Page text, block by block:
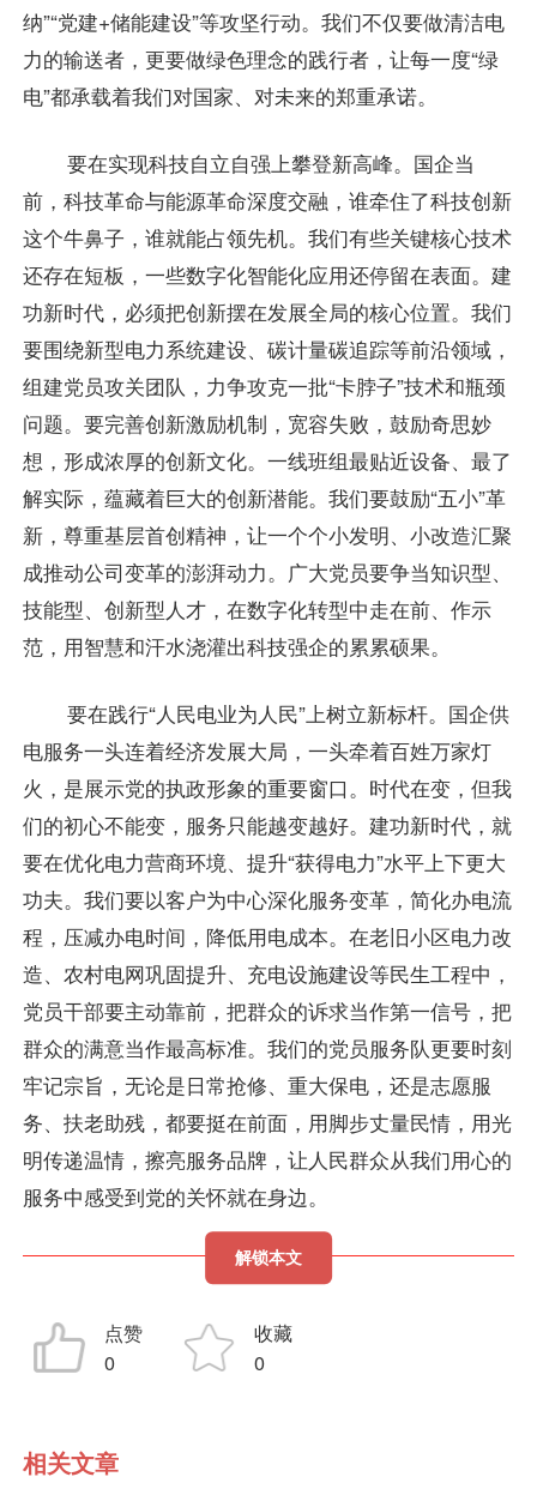
纳”“党建+储能建设”等攻坚行动。我们不仅要做清洁电
力的输送者，更要做绿色理念的践行者，让每一度“绿
电”都承载着我们对国家、对未来的郑重承诺。
要在实现科技自立自强上攀登新高峰。国企当
前，科技革命与能源革命深度交融，谁牵住了科技创新
这个牛鼻子，谁就能占领先机。我们有些关键核心技术
还存在短板，一些数字化智能化应用还停留在表面。建
功新时代，必须把创新摆在发展全局的核心位置。我们
要围绕新型电力系统建设、碳计量碳追踪等前沿领域，
组建党员攻关团队，力争攻克一批“卡脖子”技术和瓶颈
问题。要完善创新激励机制，宽容失败，鼓励奇思妙
想，形成浓厚的创新文化。一线班组最贴近设备、最了
解实际，蕴藏着巨大的创新潜能。我们要鼓励“五小”革
新，尊重基层首创精神，让一个个小发明、小改造汇聚
成推动公司变革的澎湃动力。广大党员要争当知识型、
技能型、创新型人才，在数字化转型中走在前、作示
范，用智慧和汗水浇灌出科技强企的累累硕果。
要在践行“人民电业为人民”上树立新标杆。国企供
电服务一头连着经济发展大局，一头牵着百姓万家灯
火，是展示党的执政形象的重要窗口。时代在变，但我
们的初心不能变，服务只能越变越好。建功新时代，就
要在优化电力营商环境、提升“获得电力”水平上下更大
功夫。我们要以客户为中心深化服务变革，简化办电流
程，压减办电时间，降低用电成本。在老旧小区电力改
造、农村电网巩固提升、充电设施建设等民生工程中，
党员干部要主动靠前，把群众的诉求当作第一信号，把
群众的满意当作最高标准。我们的党员服务队更要时刻
牢记宗旨，无论是日常抢修、重大保电，还是志愿服
务、扶老助残，都要挺在前面，用脚步丈量民情，用光
明传递温情，擦亮服务品牌，让人民群众从我们用心的
服务中感受到党的关怀就在身边。
解锁本文
点赞
0
收藏
0
相关文章